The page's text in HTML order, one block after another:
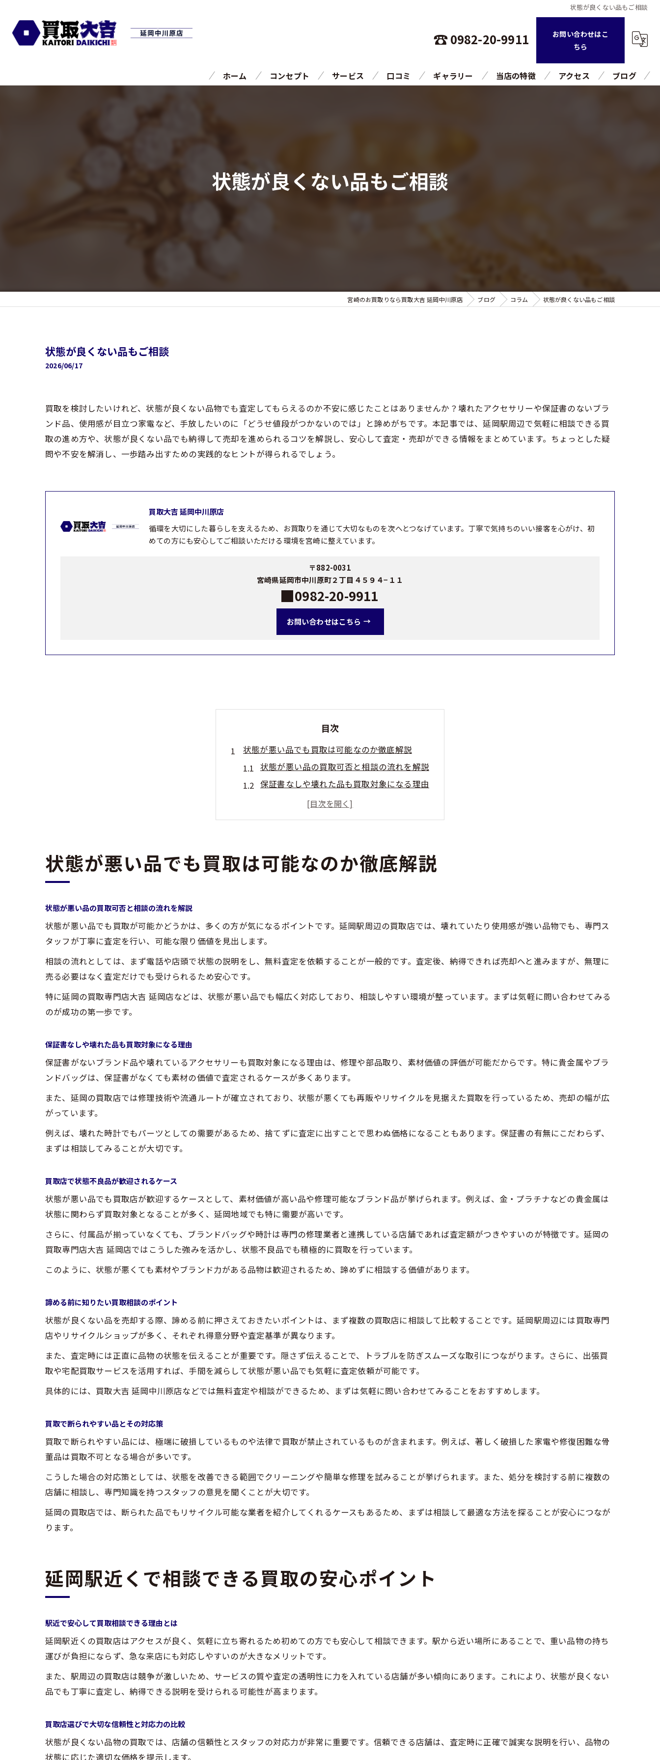
状態が良くない品もご相談
0982-20-9911
お問い合わせはこ
ちら
ホーム コンセプト サービス 口コミ ギャラリー 当店の特徴 アクセス ブログ
状態が良くない品もご相談
宮崎のお買取りなら買取大吉 延岡中川原店 ブログ コラム 状態が良くない品もご相談
状態が良くない品もご相談
2026/06/17
買取を検討したいけれど、状態が良くない品物でも査定してもらえるのか不安に感じたことはありませんか？壊れたアクセサリーや保証書のないブラ
ンド品、使用感が目立つ家電など、手放したいのに「どうせ値段がつかないのでは」と諦めがちです。本記事では、延岡駅周辺で気軽に相談できる買
取の進め方や、状態が良くない品でも納得して売却を進められるコツを解説し、安心して査定・売却ができる情報をまとめています。ちょっとした疑
問や不安を解消し、一歩踏み出すための実践的なヒントが得られるでしょう。
買取大吉 延岡中川原店
循環を大切にした暮らしを支えるため、お買取りを通じて大切なものを次へとつなげています。丁寧で気持ちのいい接客を心がけ、初
めての方にも安心してご相談いただける環境を宮崎に整えています。
〒882-0031
宮崎県延岡市中川原町２丁目４５９４−１１
0982-20-9911
お問い合わせはこちら
目次
状態が悪い品でも買取は可能なのか徹底解説
状態が悪い品の買取可否と相談の流れを解説
保証書なしや壊れた品も買取対象になる理由
買取店で状態不良品が歓迎されるケース
諦める前に知りたい買取相談のポイント
延岡駅近くで相談できる買取の安心ポイント
駅近で安心して買取相談できる理由とは
アクセスしやすい買取店の相談体制を解説
買取初心者も安心できる対応サービスとは
壊れた品の買取相談を検討する前のアドバイス
壊れや傷あり品の買取時に注意する点
付属品なしでも売却できるケースの実情と対策
付属品がない場合の買取査定のポイント
買取で保証書や箱なしでも売れる理由
買取時に優先される本体の状態チェック
無料査定や予約不要で気軽に相談する方法
買取相談でトラブルを避けるための心構え
納得できる買取の進め方とチェックポイント
相談だけでもOKな買取店の利用法
使い古しや傷ある品の買取成功のコツまとめ
複数買取店で比較するメリットと注意点
買取額が少しでも上がる手入れや工夫
納得できる条件で売却するための流れ
状態が悪い品でも買取は可能なのか徹底解説
状態が悪い品の買取可否と相談の流れを解説
状態が悪い品でも買取が可能かどうかは、多くの方が気になるポイントです。延岡駅周辺の買取店では、壊れていたり使用感が強い品物でも、専門ス
タッフが丁寧に査定を行い、可能な限り価値を見出します。
相談の流れとしては、まず電話や店頭で状態の説明をし、無料査定を依頼することが一般的です。査定後、納得できれば売却へと進みますが、無理に
売る必要はなく査定だけでも受けられるため安心です。
特に延岡の買取専門店大吉 延岡店などは、状態が悪い品でも幅広く対応しており、相談しやすい環境が整っています。まずは気軽に問い合わせてみる
のが成功の第一歩です。
保証書なしや壊れた品も買取対象になる理由
保証書がないブランド品や壊れているアクセサリーも買取対象になる理由は、修理や部品取り、素材価値の評価が可能だからです。特に貴金属やブラ
ンドバッグは、保証書がなくても素材の価値で査定されるケースが多くあります。
また、延岡の買取店では修理技術や流通ルートが確立されており、状態が悪くても再販やリサイクルを見据えた買取を行っているため、売却の幅が広
がっています。
例えば、壊れた時計でもパーツとしての需要があるため、捨てずに査定に出すことで思わぬ価格になることもあります。保証書の有無にこだわらず、
まずは相談してみることが大切です。
買取店で状態不良品が歓迎されるケース
状態が悪い品でも買取店が歓迎するケースとして、素材価値が高い品や修理可能なブランド品が挙げられます。例えば、金・プラチナなどの貴金属は
状態に関わらず買取対象となることが多く、延岡地域でも特に需要が高いです。
さらに、付属品が揃っていなくても、ブランドバッグや時計は専門の修理業者と連携している店舗であれば査定額がつきやすいのが特徴です。延岡の
買取専門店大吉 延岡店ではこうした強みを活かし、状態不良品でも積極的に買取を行っています。
このように、状態が悪くても素材やブランド力がある品物は歓迎されるため、諦めずに相談する価値があります。
諦める前に知りたい買取相談のポイント
状態が良くない品を売却する際、諦める前に押さえておきたいポイントは、まず複数の買取店に相談して比較することです。延岡駅周辺には買取専門
店やリサイクルショップが多く、それぞれ得意分野や査定基準が異なります。
また、査定時には正直に品物の状態を伝えることが重要です。隠さず伝えることで、トラブルを防ぎスムーズな取引につながります。さらに、出張買
取や宅配買取サービスを活用すれば、手間を減らして状態が悪い品でも気軽に査定依頼が可能です。
具体的には、買取大吉 延岡中川原店などでは無料査定や相談ができるため、まずは気軽に問い合わせてみることをおすすめします。
買取で断られやすい品とその対応策
買取で断られやすい品には、極端に破損しているものや法律で買取が禁止されているものが含まれます。例えば、著しく破損した家電や修復困難な骨
董品は買取不可となる場合が多いです。
こうした場合の対応策としては、状態を改善できる範囲でクリーニングや簡単な修理を試みることが挙げられます。また、処分を検討する前に複数の
店舗に相談し、専門知識を持つスタッフの意見を聞くことが大切です。
延岡の買取店では、断られた品でもリサイクル可能な業者を紹介してくれるケースもあるため、まずは相談して最適な方法を探ることが安心につなが
ります。
延岡駅近くで相談できる買取の安心ポイント
駅近で安心して買取相談できる理由とは
延岡駅近くの買取店はアクセスが良く、気軽に立ち寄れるため初めての方でも安心して相談できます。駅から近い場所にあることで、重い品物の持ち
運びが負担にならず、急な来店にも対応しやすいのが大きなメリットです。
また、駅周辺の買取店は競争が激しいため、サービスの質や査定の透明性に力を入れている店舗が多い傾向にあります。これにより、状態が良くない
品でも丁寧に査定し、納得できる説明を受けられる可能性が高まります。
買取店選びで大切な信頼性と対応力の比較
状態が良くない品物の買取では、店舗の信頼性とスタッフの対応力が非常に重要です。信頼できる店舗は、査定時に正確で誠実な説明を行い、品物の
状態に応じた適切な価格を提示します。
お問い合わせはこちら
お問い合わせはこちら